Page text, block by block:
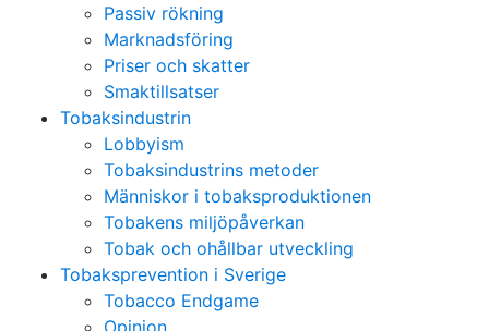
Passiv rökning
Marknadsföring
Priser och skatter
Smaktillsatser
Tobaksindustrin
Lobbyism
Tobaksindustrins metoder
Människor i tobaksproduktionen
Tobakens miljöpåverkan
Tobak och ohållbar utveckling
Tobaksprevention i Sverige
Tobacco Endgame